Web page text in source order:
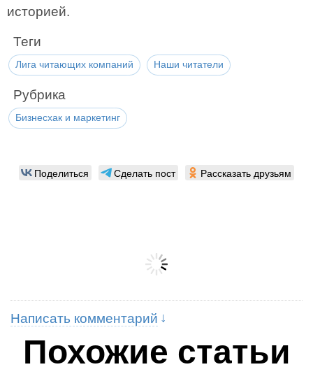
историей.
Теги
Лига читающих компаний Наши читатели
Рубрика
Бизнесхак и маркетинг
Поделиться Сделать пост Рассказать друзьям
Написать комментарий
Похожие статьи